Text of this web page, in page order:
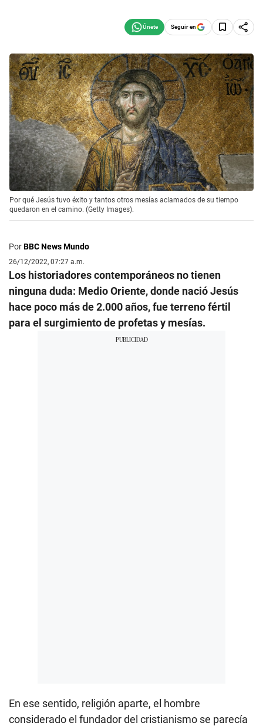
Seguir en
Por qué Jesús tuvo éxito y tantos otros mesías aclamados de su tiempo
quedaron en el camino. (Getty Images).
PorBBC News Mundo
26/12/2022, 07:27 a.m.
Los historiadores contemporáneos no tienen
ninguna duda: Medio Oriente, donde nació Jesús
hace poco más de 2.000 años, fue terreno fértil
para el surgimiento de profetas y mesías.
En ese sentido, religión aparte, el hombre
considerado el fundador del cristianismo se parecía